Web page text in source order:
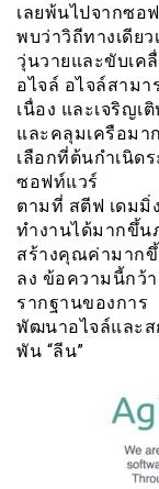
เลยพ้นไปจากซอ
พบว่าวิถีทางเดีย
วุ่นวายและขับเค
อไจล์ อไจล์สามา
เนื่อง และเจริญ
และคลุมเครือมา
เลือกที่ต้นกำเนิด
ซอฟท์แวร์
ตามที่ สตีฟ เดมมิ่
ทำงานได้มากขึ้น
สร้างคุณค่ามากขึ้
ลง ข้อความนี้กว้
รากฐานของการ
พัฒนาอไจล์และส
พัน “ลีน”